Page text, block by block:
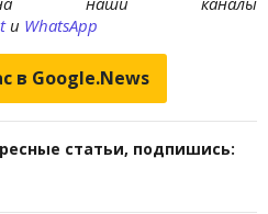
и WhatsApp
в Google.News
статьи, подпишись: